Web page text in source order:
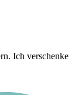
Ich verschenke